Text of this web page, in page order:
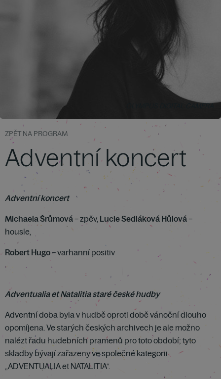
OLYMPUS DIGITAL CAMERA
ZPĚT NA PROGRAM
Adventní koncert
Adventní koncert
Michaela Šrůmová– zpěv, Lucie Sedláková Hůlová–
housle,
Robert Hugo– varhanní positiv
Adventualia et Natalitia staré české hudby
Adventní doba byla v hudbě oproti době vánoční dlouho
opomíjena. Ve starých českých archivech je ale možno
nalézt řadu hudebních pramenů pro toto období; tyto
skladby bývají zařazeny ve společné kategorii
„ADVENTUALIA et NATALITIA“.